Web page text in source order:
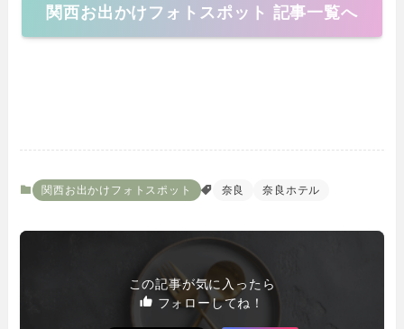
関西お出かけフォトスポット 記事一覧へ
関西お出かけフォトスポット 奈良 奈良ホテル
この記事が気に入ったら
フォローしてね！